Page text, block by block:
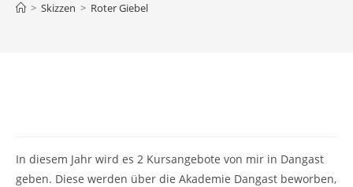
> Skizzen > Roter Giebel
In diesem Jahr wird es 2 Kursangebote von mir in Dangast
geben. Diese werden über die Akademie Dangast beworben,